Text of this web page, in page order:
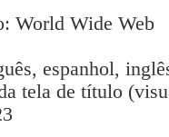
World Wide Web
espanhol,
tela de título